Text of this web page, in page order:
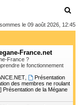
e
h
le 09 août 2026, 12:45
France.net
France ?
le fonctionnement
,
Présentation
des membres ne roulant
Présentation de la Mégane